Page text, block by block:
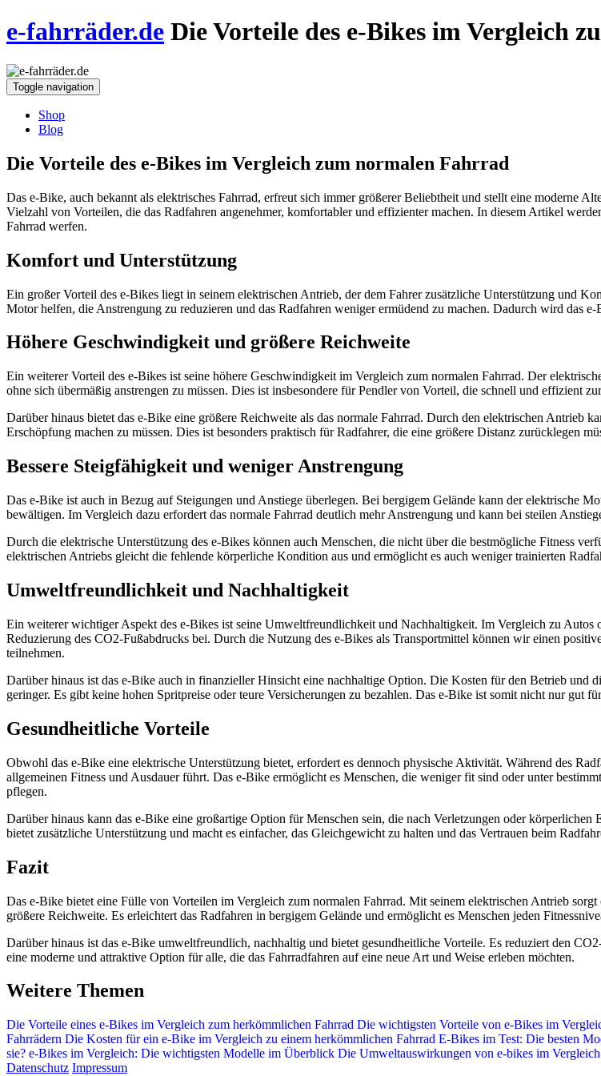
e-fahrräder.de Die Vorteile des e-Bikes im Vergleich
Toggle navigation
Shop
Blog
Die Vorteile des e-Bikes im Vergleich zum normalen Fahrrad
Das e-Bike, auch bekannt als elektrisches Fahrrad, erfreut sich immer größerer Beliebtheit und stellt eine moderne
Vielzahl von Vorteilen, die das Radfahren angenehmer, komfortabler und effizienter machen. In diesem Artikel
Fahrrad werfen.
Komfort und Unterstützung
Ein großer Vorteil des e-Bikes liegt in seinem elektrischen Antrieb, der dem Fahrer zusätzliche Unterstützung und
Motor helfen, die Anstrengung zu reduzieren und das Radfahren weniger ermüdend zu machen. Dadurch wird das
Höhere Geschwindigkeit und größere Reichweite
Ein weiterer Vorteil des e-Bikes ist seine höhere Geschwindigkeit im Vergleich zum normalen Fahrrad. Der
ohne sich übermäßig anstrengen zu müssen. Dies ist insbesondere für Pendler von Vorteil, die schnell und effizient
Darüber hinaus bietet das e-Bike eine größere Reichweite als das normale Fahrrad. Durch den elektrischen Antrieb
Erschöpfung machen zu müssen. Dies ist besonders praktisch für Radfahrer, die eine größere Distanz zurücklegen
Bessere Steigfähigkeit und weniger Anstrengung
Das e-Bike ist auch in Bezug auf Steigungen und Anstiege überlegen. Bei bergigem Gelände kann der elektrische
bewältigen. Im Vergleich dazu erfordert das normale Fahrrad deutlich mehr Anstrengung und kann bei steilen
Durch die elektrische Unterstützung des e-Bikes können auch Menschen, die nicht über die bestmögliche Fitness
elektrischen Antriebs gleicht die fehlende körperliche Kondition aus und ermöglicht es auch weniger trainierten
Umweltfreundlichkeit und Nachhaltigkeit
Ein weiterer wichtiger Aspekt des e-Bikes ist seine Umweltfreundlichkeit und Nachhaltigkeit. Im Vergleich zu Autos
Reduzierung des CO2-Fußabdrucks bei. Durch die Nutzung des e-Bikes als Transportmittel können wir einen
teilnehmen.
Darüber hinaus ist das e-Bike auch in finanzieller Hinsicht eine nachhaltige Option. Die Kosten für den Betrieb und
geringer. Es gibt keine hohen Spritpreise oder teure Versicherungen zu bezahlen. Das e-Bike ist somit nicht nur gut
Gesundheitliche Vorteile
Obwohl das e-Bike eine elektrische Unterstützung bietet, erfordert es dennoch physische Aktivität. Während des
allgemeinen Fitness und Ausdauer führt. Das e-Bike ermöglicht es Menschen, die weniger fit sind oder unter
pflegen.
Darüber hinaus kann das e-Bike eine großartige Option für Menschen sein, die nach Verletzungen oder
bietet zusätzliche Unterstützung und macht es einfacher, das Gleichgewicht zu halten und das Vertrauen beim
Fazit
Das e-Bike bietet eine Fülle von Vorteilen im Vergleich zum normalen Fahrrad. Mit seinem elektrischen Antrieb
größere Reichweite. Es erleichtert das Radfahren in bergigem Gelände und ermöglicht es Menschen jeden
Darüber hinaus ist das e-Bike umweltfreundlich, nachhaltig und bietet gesundheitliche Vorteile. Es reduziert den
eine moderne und attraktive Option für alle, die das Fahrradfahren auf eine neue Art und Weise erleben möchten.
Weitere Themen
Die Vorteile eines e-Bikes im Vergleich zum herkömmlichen Fahrrad Die wichtigsten Vorteile von e-Bikes im
Fahrrädern Die Kosten für ein e-Bike im Vergleich zu einem herkömmlichen Fahrrad E-Bikes im Test: Die besten
sie? e-Bikes im Vergleich: Die wichtigsten Modelle im Überblick Die Umweltauswirkungen von e-bikes im
Datenschutz Impressum